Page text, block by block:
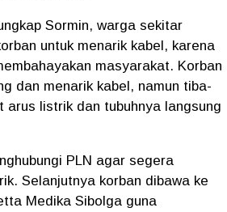
Sormin, warga sekitar
untuk menarik kabel, karena
masyarakat. Korban
dan menarik kabel, namun tiba-
arus listrik dan tubuhnya langsung
PLN agar segera
Selanjutnya korban dibawa ke
Medika Sibolga guna